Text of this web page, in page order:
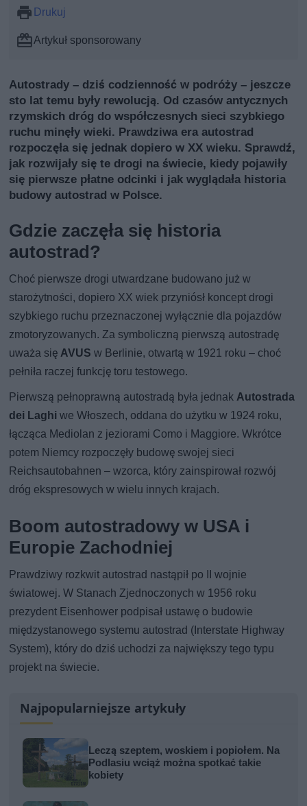
Drukuj
Artykuł sponsorowany
Autostrady – dziś codzienność w podróży – jeszcze
sto lat temu były rewolucją. Od czasów antycznych
rzymskich dróg do współczesnych sieci szybkiego
ruchu minęły wieki. Prawdziwa era autostrad
rozpoczęła się jednak dopiero w XX wieku. Sprawdź,
jak rozwijały się te drogi na świecie, kiedy pojawiły
się pierwsze płatne odcinki i jak wyglądała historia
budowy autostrad w Polsce.
Gdzie zaczęła się historia
autostrad?
Choć pierwsze drogi utwardzane budowano już w
starożytności, dopiero XX wiek przyniósł koncept drogi
szybkiego ruchu przeznaczonej wyłącznie dla pojazdów
zmotoryzowanych. Za symboliczną pierwszą autostradę
uważa się AVUS w Berlinie, otwartą w 1921 roku – choć
pełniła raczej funkcję toru testowego.
Pierwszą pełnoprawną autostradą była jednak Autostrada
dei Laghi we Włoszech, oddana do użytku w 1924 roku,
łącząca Mediolan z jeziorami Como i Maggiore. Wkrótce
potem Niemcy rozpoczęły budowę swojej sieci
Reichsautobahnen – wzorca, który zainspirował rozwój
dróg ekspresowych w wielu innych krajach.
Boom autostradowy w USA i
Europie Zachodniej
Prawdziwy rozkwit autostrad nastąpił po II wojnie
światowej. W Stanach Zjednoczonych w 1956 roku
prezydent Eisenhower podpisał ustawę o budowie
międzystanowego systemu autostrad (Interstate Highway
System), który do dziś uchodzi za największy tego typu
projekt na świecie.
Najpopularniejsze artykuły
Leczą szeptem, woskiem i popiołem. Na
Podlasiu wciąż można spotkać takie
kobiety